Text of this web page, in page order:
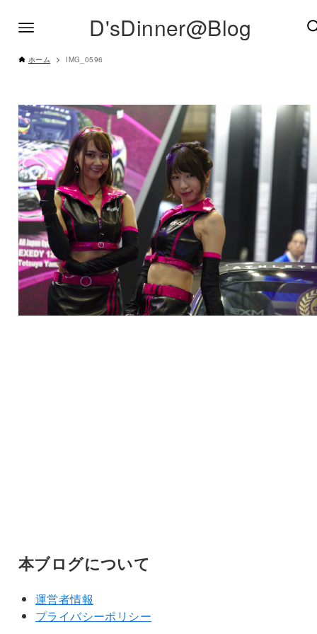
D'sDinner@Blog
ホーム IMG_0596
本ブログについて
運営者情報
プライバシーポリシー